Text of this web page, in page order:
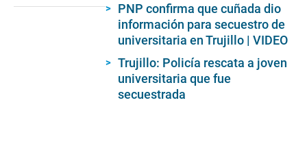
PNP confirma que cuñada dio
información para secuestro de
universitaria en Trujillo | VIDEO
Trujillo: Policía rescata a joven
universitaria que fue
secuestrada